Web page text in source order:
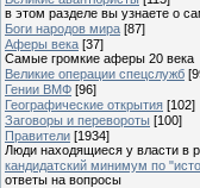
в этом разделе вы узнаете о
Боги народов мира [87]
Аферы века [37]
Самые громкие аферы 20 века
Великие операции спецслужб
Гении ВМФ [96]
Географические открытия [102]
Заговоры и перевороты [100]
Правители [1934]
Люди находящиеся у власти в
кандидатский минимум по
ответы на вопросы